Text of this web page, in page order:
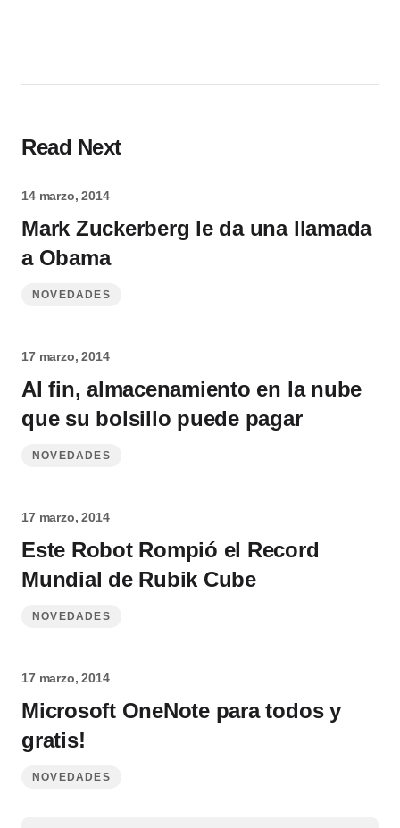
Read Next
14 marzo, 2014
Mark Zuckerberg le da una llamada
a Obama
NOVEDADES
17 marzo, 2014
Al fin, almacenamiento en la nube
que su bolsillo puede pagar
NOVEDADES
17 marzo, 2014
Este Robot Rompió el Record
Mundial de Rubik Cube
NOVEDADES
17 marzo, 2014
Microsoft OneNote para todos y
gratis!
NOVEDADES